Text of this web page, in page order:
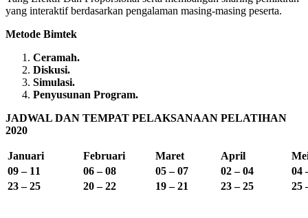
yang interaktif berdasarkan pengalaman masing-masing peserta.
Metode Bimtek
Ceramah.
Diskusi.
Simulasi.
Penyusunan Program.
JADWAL DAN TEMPAT PELAKSANAAN PELATIHAN
2020
Januari Februari Maret April
09 – 11
06 – 08 05 – 07 02 – 04
04
23 – 25
20 – 22 19 – 21 23 – 25 25